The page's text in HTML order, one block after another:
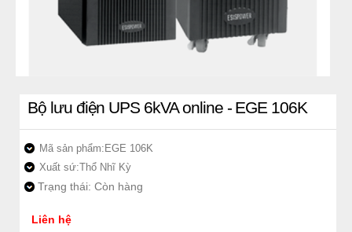
Bộ lưu điện UPS 6kVA online - EGE 106K
Mã sản phẩm: EGE 106K
Xuất sứ:Thổ Nhĩ Kỳ
Trạng thái: Còn hàng
Liên hệ